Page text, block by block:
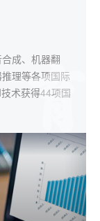
成、机器翻
理等各项国际
术获得44项国
质教育、自主
县（区）到学
校深度合作。
武汉市经开
多个市、区
了92%以上的
服务打通项目